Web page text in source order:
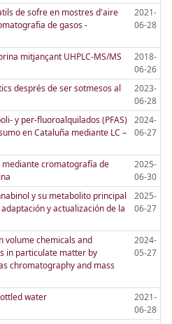
de sofre en mostres d'aire
de gasos -
2021-
06-28
mitjançant UHPLC-MS/MS
2018-
06-26
després de ser sotmesos al
2023-
06-28
y per-fluoroalquilados (PFAS)
en Cataluña mediante LC –
2024-
06-27
cromatografía de
2025-
06-30
y su metabolito principal
y actualización de la
2025-
06-27
volume chemicals and
in particulate matter by
chromatography and mass
2024-
05-27
water
2021-
06-28